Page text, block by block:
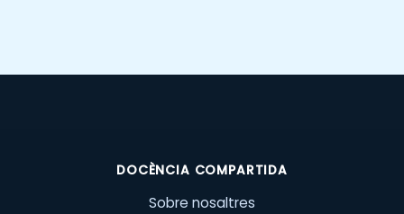
DOCÈNCIA COMPARTIDA
Sobre nosaltres